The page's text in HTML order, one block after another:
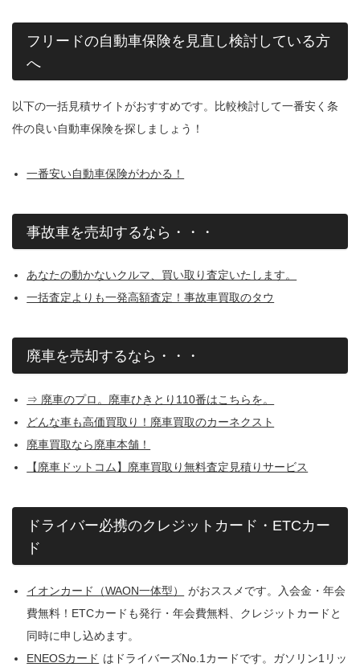
フリードの自動車保険を見直し検討している方
へ
以下の一括見積サイトがおすすめです。比較検討して一番安く条
件の良い自動車保険を探しましょう！
一番安い自動車保険がわかる！
事故車を売却するなら・・・
あなたの動かないクルマ、買い取り査定いたします。
一括査定よりも一発高額査定！事故車買取のタウ
廃車を売却するなら・・・
⇒ 廃車のプロ。廃車ひきとり110番はこちらを。
どんな車も高価買取り！廃車買取のカーネクスト
廃車買取なら廃車本舗！
【廃車ドットコム】廃車買取り無料査定見積りサービス
ドライバー必携のクレジットカード・ETCカー
ド
イオンカード（WAON一体型）
がおススメです。入会金・年会
費無料！ETCカードも発行・年会費無料、クレジットカードと
同時に申し込めます。
ENEOSカード はドライバーズNo.1カードです。ガソリン1リッ